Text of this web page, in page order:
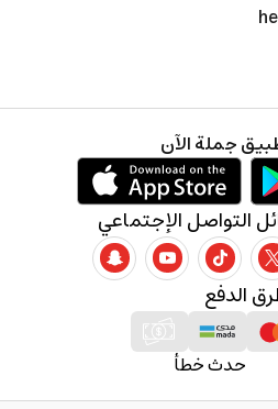
حدث خطأ
الدفع
التواصل الإجتماعي
جملة الآن